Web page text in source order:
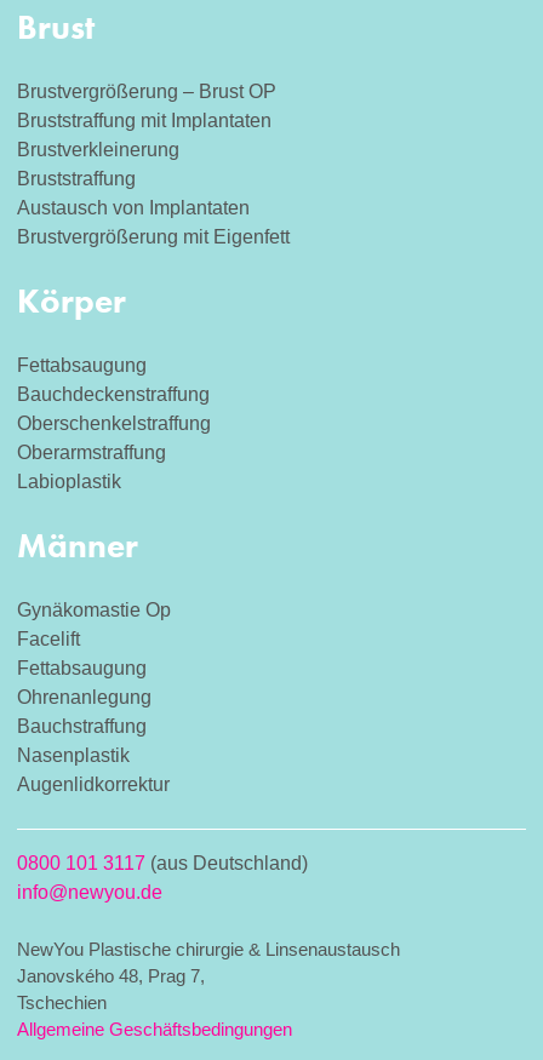
Brust
Brustvergrößerung – Brust OP
Bruststraffung mit Implantaten
Brustverkleinerung
Bruststraffung
Austausch von Implantaten
Brustvergrößerung mit Eigenfett
Körper
Fettabsaugung
Bauchdeckenstraffung
Oberschenkelstraffung
Oberarmstraffung
Labioplastik
Männer
Gynäkomastie Op
Facelift
Fettabsaugung
Ohrenanlegung
Bauchstraffung
Nasenplastik
Augenlidkorrektur
0800 101 3117 (aus Deutschland)
info@newyou.de
NewYou Plastische chirurgie & Linsenaustausch
Janovského 48, Prag 7,
Tschechien
Allgemeine Geschäftsbedingungen